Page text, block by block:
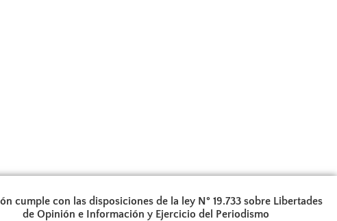
cumple con las disposiciones de la ley N° 19.733 sobre Libertades
de Opinión e Información y Ejercicio del Periodismo